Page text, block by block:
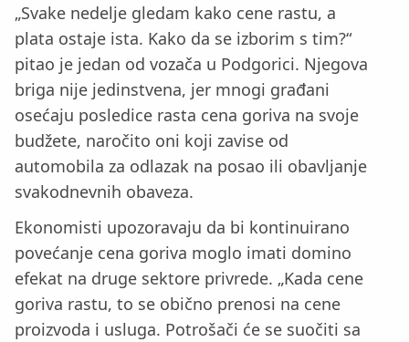
„Svake nedelje gledam kako cene rastu, a
plata ostaje ista. Kako da se izborim s tim?“
pitao je jedan od vozača u Podgorici. Njegova
briga nije jedinstvena, jer mnogi građani
osećaju posledice rasta cena goriva na svoje
budžete, naročito oni koji zavise od
automobila za odlazak na posao ili obavljanje
svakodnevnih obaveza.
Ekonomisti upozoravaju da bi kontinuirano
povećanje cena goriva moglo imati domino
efekat na druge sektore privrede. „Kada cene
goriva rastu, to se obično prenosi na cene
proizvoda i usluga. Potrošači će se suočiti sa